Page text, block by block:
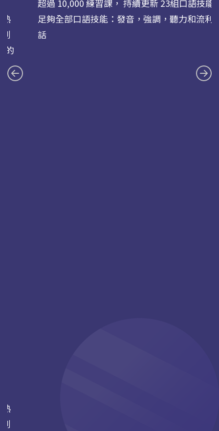
的
超過 10,000 練習課， 持續更新 23組口語技能
足夠全部口語技能：發音，強調，聽力和流利
話